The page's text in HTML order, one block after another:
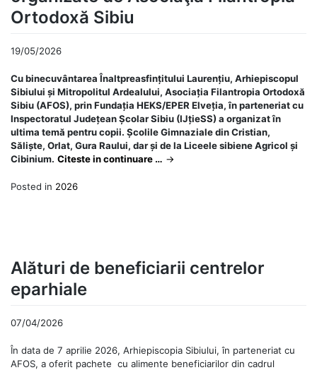
Ortodoxă Sibiu
19/05/2026
Cu binecuvântarea Înaltpreasfințitului Laurențiu, Arhiepiscopul
Sibiului și Mitropolitul Ardealului, Asociația Filantropia Ortodoxă
Sibiu (AFOS), prin Fundația HEKS/EPER Elveția, în parteneriat cu
Inspectoratul Județean Școlar Sibiu (IJțieSS) a organizat în
ultima temă pentru copii. Școlile Gimnaziale din Cristian,
Săliște, Orlat, Gura Raului, dar și de la Liceele sibiene Agricol și
Cibinium. Citeste in continuare … →
Posted in 2026
Alături de beneficiarii centrelor
eparhiale
07/04/2026
În data de 7 aprilie 2026, Arhiepiscopia Sibiului, în parteneriat cu
AFOS, a oferit pachete cu alimente beneficiarilor din cadrul